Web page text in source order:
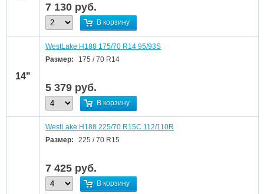
7 130 руб.
В корзину
14"
WestLake H188 175/70 R14 95/93S
Размер:
175 / 70 R14
5 379 руб.
В корзину
WestLake H188 225/70 R15C 112/110R
Размер:
225 / 70 R15
7 425 руб.
В корзину